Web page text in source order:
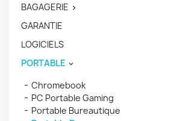
BAGAGERIE 
GARANTIE
LOGICIELS
PORTABLE 
Chromebook
PC Portable Gaming
Portable Bureautique